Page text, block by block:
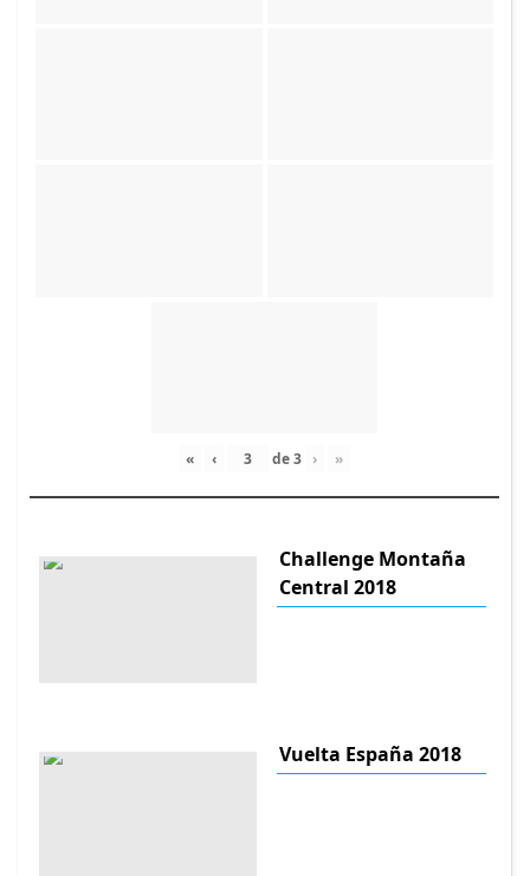
« ‹ de3 › »
Challenge Montaña
Central 2018
Vuelta España 2018